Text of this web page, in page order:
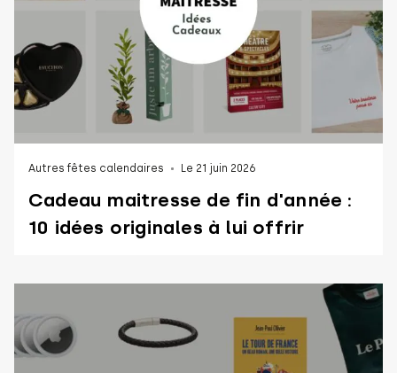
Autres fêtes calendaires Le 21 juin 2026
Cadeau maitresse de fin d'année :
10 idées originales à lui offrir